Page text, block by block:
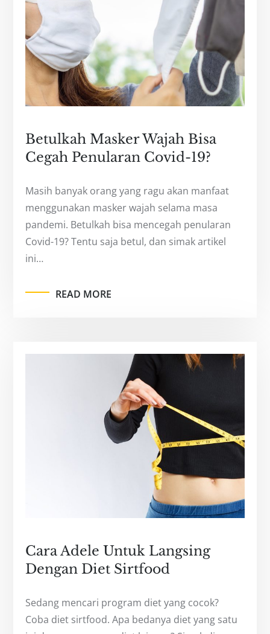
Betulkah Masker Wajah Bisa
Cegah Penularan Covid-19?
Masih banyak orang yang ragu akan manfaat
menggunakan masker wajah selama masa
pandemi. Betulkah bisa mencegah penularan
Covid-19? Tentu saja betul, dan simak artikel
ini…
READ MORE
Cara Adele Untuk Langsing
Dengan Diet Sirtfood
Sedang mencari program diet yang cocok?
Coba diet sirtfood. Apa bedanya diet yang satu